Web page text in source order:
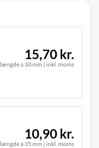
længde á 30 mm | inkl. moms
15,70 kr.
længde á 35 mm | inkl. moms
10,90 kr.